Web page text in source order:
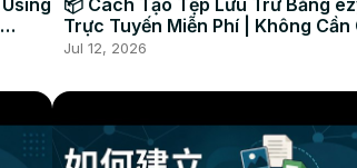
Trực Tuyến Miễn Phí | Không Cần
Đặt Phần Mềm
Jul 12, 2026